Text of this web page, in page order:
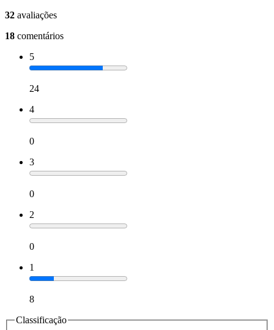
32 avaliações
18 comentários
5
24
4
0
3
0
2
0
1
8
Classificação